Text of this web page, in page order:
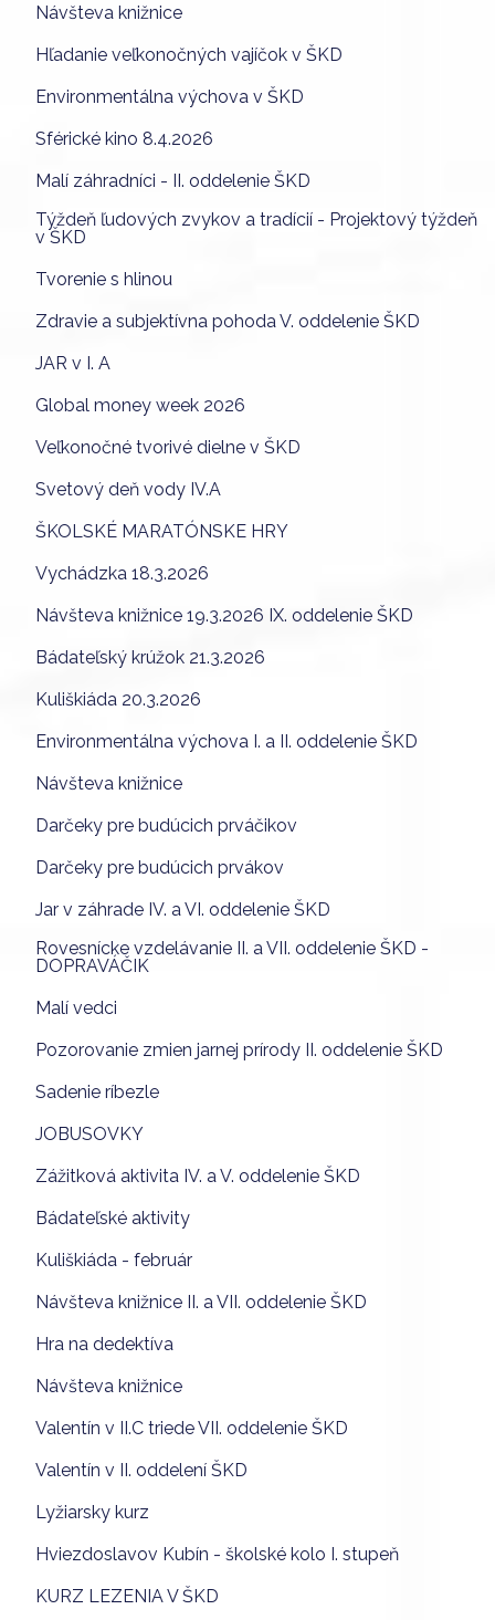
Návšteva knižnice
Hľadanie veľkonočných vajíčok v ŠKD
Environmentálna výchova v ŠKD
Sférické kino 8.4.2026
Malí záhradníci - II. oddelenie ŠKD
Týždeň ľudových zvykov a tradícií - Projektový týždeň
v ŠKD
Tvorenie s hlinou
Zdravie a subjektívna pohoda V. oddelenie ŠKD
JAR v I. A
Global money week 2026
Veľkonočné tvorivé dielne v ŠKD
Svetový deň vody IV.A
ŠKOLSKÉ MARATÓNSKE HRY
Vychádzka 18.3.2026
Návšteva knižnice 19.3.2026 IX. oddelenie ŠKD
Bádateľský krúžok 21.3.2026
Kuliškiáda 20.3.2026
Environmentálna výchova I. a II. oddelenie ŠKD
Návšteva knižnice
Darčeky pre budúcich prváčikov
Darčeky pre budúcich prvákov
Jar v záhrade IV. a VI. oddelenie ŠKD
Rovesnícke vzdelávanie II. a VII. oddelenie ŠKD -
DOPRAVÁČIK
Malí vedci
Pozorovanie zmien jarnej prírody II. oddelenie ŠKD
Sadenie ríbezle
JOBUSOVKY
Zážitková aktivita IV. a V. oddelenie ŠKD
Bádateľské aktivity
Kuliškiáda - február
Návšteva knižnice II. a VII. oddelenie ŠKD
Hra na dedektíva
Návšteva knižnice
Valentín v II.C triede VII. oddelenie ŠKD
Valentín v II. oddelení ŠKD
Lyžiarsky kurz
Hviezdoslavov Kubín - školské kolo I. stupeň
KURZ LEZENIA V ŠKD